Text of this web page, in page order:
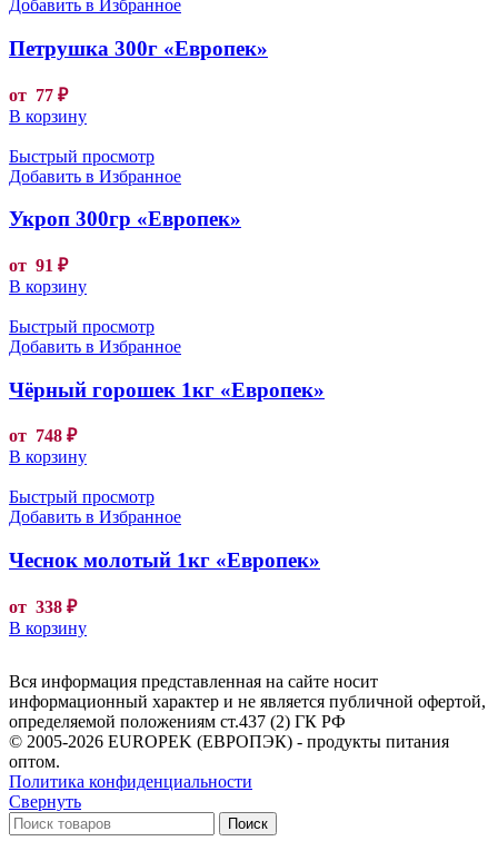
Добавить в Избранное
Петрушка 300г «Европек»
от 77 ₽
В корзину
Быстрый просмотр
Добавить в Избранное
Укроп 300гр «Европек»
от 91 ₽
В корзину
Быстрый просмотр
Добавить в Избранное
Чёрный горошек 1кг «Европек»
от 748 ₽
В корзину
Быстрый просмотр
Добавить в Избранное
Чеснок молотый 1кг «Европек»
от 338 ₽
В корзину
Вся информация представленная на сайте носит
информационный характер и не является публичной офертой,
определяемой положениям ст.437 (2) ГК РФ
© 2005-2026 EUROPEK (ЕВРОПЭК) - продукты питания
оптом.
Политика конфиденциальности
Свернуть
Поиск